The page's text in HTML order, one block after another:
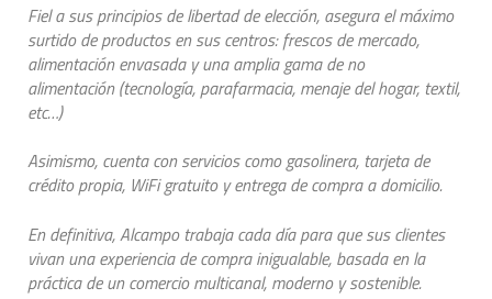
Fiel a sus principios de libertad de elección, asegura el máximo
surtido de productos en sus centros: frescos de mercado,
alimentación envasada y una amplia gama de no
alimentación (tecnología, parafarmacia, menaje del hogar, textil,
etc…)
Asimismo, cuenta con servicios como gasolinera, tarjeta de
crédito propia, WiFi gratuito y entrega de compra a domicilio.
En definitiva, Alcampo trabaja cada día para que sus clientes
vivan una experiencia de compra inigualable, basada en la
práctica de un comercio multicanal, moderno y sostenible.